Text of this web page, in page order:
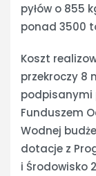
pyłów o 855
ponad 3500
Koszt
przekroczy 8
podpisanymi
Funduszem
Wodnej
dotacje z
i Środowisko